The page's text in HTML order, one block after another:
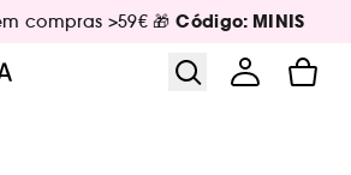
principal
compras >59€ 🎁Código: MINIS